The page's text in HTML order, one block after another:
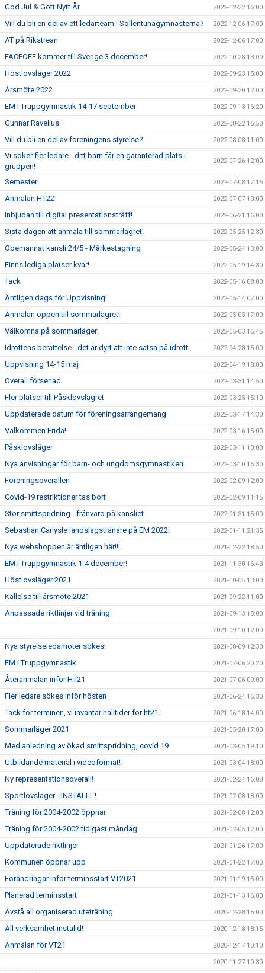
God Jul & Gott Nytt År 2022-12-22 16:00
Vill du bli en del av ett ledarteam i Sollentunagymnasterna? 2022-12-06 17:00
AT på Rikstrean 2022-12-06 17:00
FACEOFF kommer till Sverige 3 december! 2022-10-28 13:00
Höstlovsläger 2022 2022-09-23 15:00
Årsmöte 2022 2022-09-20 12:00
EM i Truppgymnastik 14-17 september 2022-09-13 16:20
Gunnar Ravelius 2022-08-22 15:50
Vill du bli en del av föreningens styrelse? 2022-08-08 11:00
Vi söker fler ledare - ditt barn får en garanterad plats i
gruppen!
2022-07-26 12:00
Semester 2022-07-08 17:15
Anmälan HT22 2022-07-07 10:00
Inbjudan till digital presentationsträff! 2022-06-21 16:00
Sista dagen att anmäla till sommarlägret! 2022-05-25 12:30
Obemannat kansli 24/5 - Märkestagning 2022-05-24 13:00
Finns lediga platser kvar! 2022-05-19 14:30
Tack 2022-05-16 08:00
Äntligen dags för Uppvisning! 2022-05-14 07:00
Anmälan öppen till sommarlägret! 2022-05-05 17:00
Välkomna på sommarläger! 2022-05-03 16:45
Idrottens berättelse - det är dyrt att inte satsa på idrott 2022-04-28 15:00
Uppvisning 14-15 maj 2022-04-19 18:00
Overall försenad 2022-03-31 14:50
Fler platser till Påsklovslägret 2022-03-25 15:10
Uppdaterade datum för föreningsarrangemang 2022-03-17 14:30
Välkommen Frida! 2022-03-16 15:00
Påsklovsläger 2022-03-11 10:00
Nya anvisningar för barn- och ungdomsgymnastiken 2022-03-10 16:30
Föreningsoverallen 2022-02-09 12:00
Covid-19 restriktioner tas bort 2022-02-09 11:15
Stor smittspridning - frånvaro på kansliet 2022-01-31 15:00
Sebastian Carlysle landslagstränare på EM 2022! 2022-01-11 21:35
Nya webshoppen är äntligen här!!! 2021-12-22 18:50
EM i Truppgymnastik 1-4 december! 2021-11-30 16:43
Höstlovsläger 2021 2021-10-05 13:00
Kallelse till årsmöte 2021 2021-09-22 11:00
Anpassade riktlinjer vid träning 2021-09-13 15:00
2021-09-10 12:00
Nya styrelseledamöter sökes! 2021-08-09 12:30
EM i Truppgymnastik 2021-07-06 20:20
Återanmälan inför HT21 2021-07-06 09:00
Fler ledare sökes inför hösten 2021-06-24 16:30
Tack för terminen, vi inväntar halltider för ht21. 2021-06-18 14:00
Sommarläger 2021 2021-05-20 17:00
Med anledning av ökad smittspridning, covid 19 2021-03-05 19:10
Utbildande material i videoformat! 2021-03-04 18:00
Ny representationsoverall! 2021-02-24 16:00
Sportlovsläger - INSTÄLLT ! 2021-02-08 18:00
Träning för 2004-2002 öppnar 2021-02-08 12:00
Träning för 2004-2002 tidigast måndag 2021-02-05 12:00
Uppdaterade riktlinjer 2021-01-26 17:00
Kommunen öppnar upp 2021-01-22 17:00
Förändringar inför terminsstart VT2021 2021-01-19 15:00
Planerad terminsstart 2021-01-13 16:00
Avstå all organiserad uteträning 2020-12-28 15:00
All verksamhet inställd! 2020-12-18 18:15
Anmälan för VT21 2020-12-17 10:10
2020-11-27 10:30